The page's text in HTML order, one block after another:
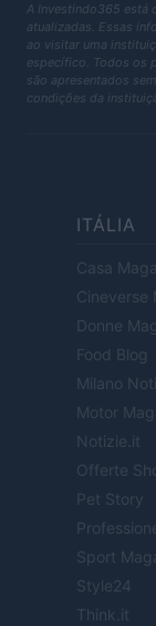
A Investindo365 está
atualizadas. Essas
ao visitar uma
específico. Todos os
são apresentados
condições da
ITÁLIA
Casa
Cineverse
Donne
Food Blog
Milano
Motor
Notizie.it
Offerte
Pet Story
Sport
Style24
Think.it